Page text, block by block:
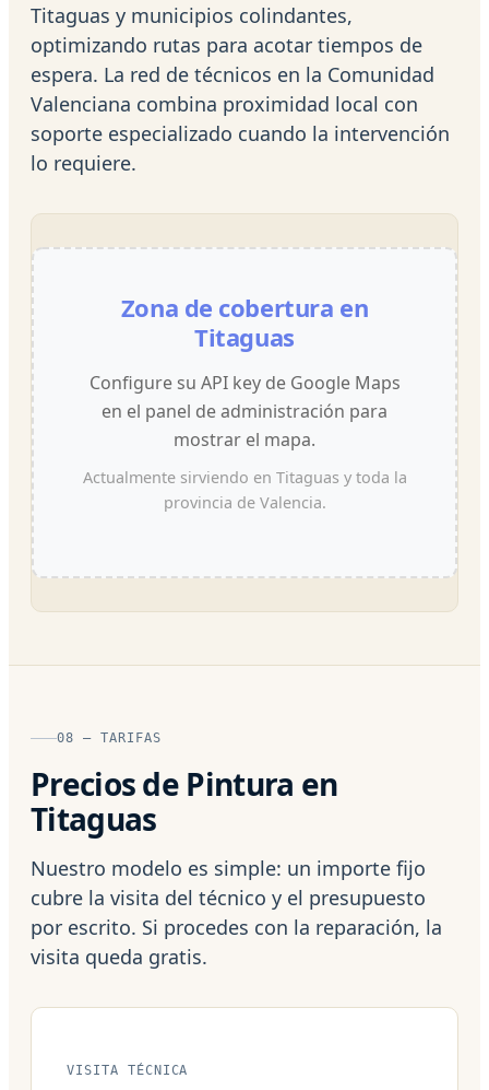
Titaguas y municipios colindantes,
optimizando rutas para acotar tiempos de
espera. La red de técnicos en la Comunidad
Valenciana combina proximidad local con
soporte especializado cuando la intervención
lo requiere.
Zona de cobertura en
Titaguas
Configure su API key de Google Maps
en el panel de administración para
mostrar el mapa.
Actualmente sirviendo en Titaguas y toda la
provincia de Valencia.
08 — TARIFAS
Precios de Pintura en
Titaguas
Nuestro modelo es simple: un importe fijo
cubre la visita del técnico y el presupuesto
por escrito. Si procedes con la reparación, la
visita queda gratis.
VISITA TÉCNICA